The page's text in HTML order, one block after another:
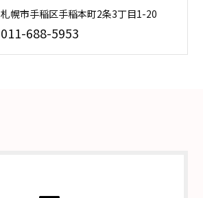
札幌市手稲区手稲本町2条3丁目1-20
011-688-5953